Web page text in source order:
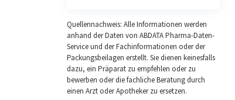
Quellennachweis: Alle Informationen werden
anhand der Daten von ABDATA Pharma-Daten-
Service und der Fachinformationen oder der
Packungsbeilagen erstellt. Sie dienen keinesfalls
dazu, ein Präparat zu empfehlen oder zu
bewerben oder die fachliche Beratung durch
einen Arzt oder Apotheker zu ersetzen.